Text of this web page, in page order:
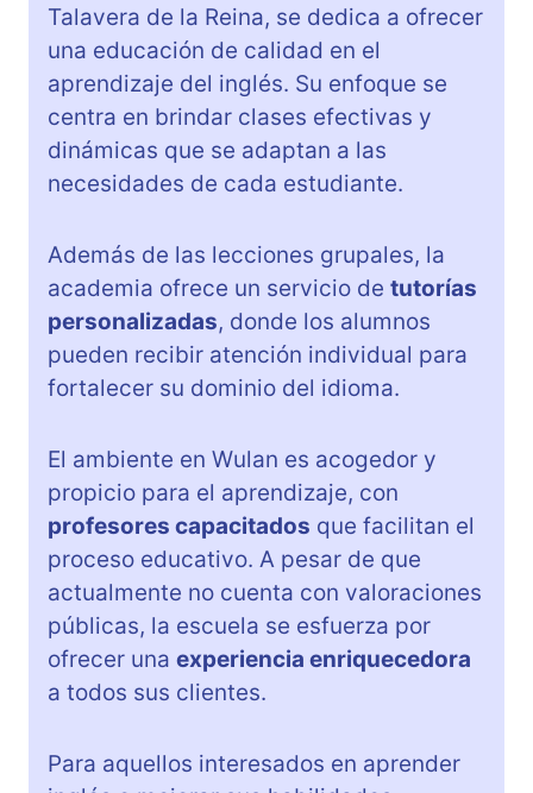
Talavera de la Reina, se dedica a ofrecer
una educación de calidad en el
aprendizaje del inglés. Su enfoque se
centra en brindar clases efectivas y
dinámicas que se adaptan a las
necesidades de cada estudiante.
Además de las lecciones grupales, la
academia ofrece un servicio de tutorías
personalizadas, donde los alumnos
pueden recibir atención individual para
fortalecer su dominio del idioma.
El ambiente en Wulan es acogedor y
propicio para el aprendizaje, con
profesores capacitados que facilitan el
proceso educativo. A pesar de que
actualmente no cuenta con valoraciones
públicas, la escuela se esfuerza por
ofrecer una experiencia enriquecedora
a todos sus clientes.
Para aquellos interesados en aprender